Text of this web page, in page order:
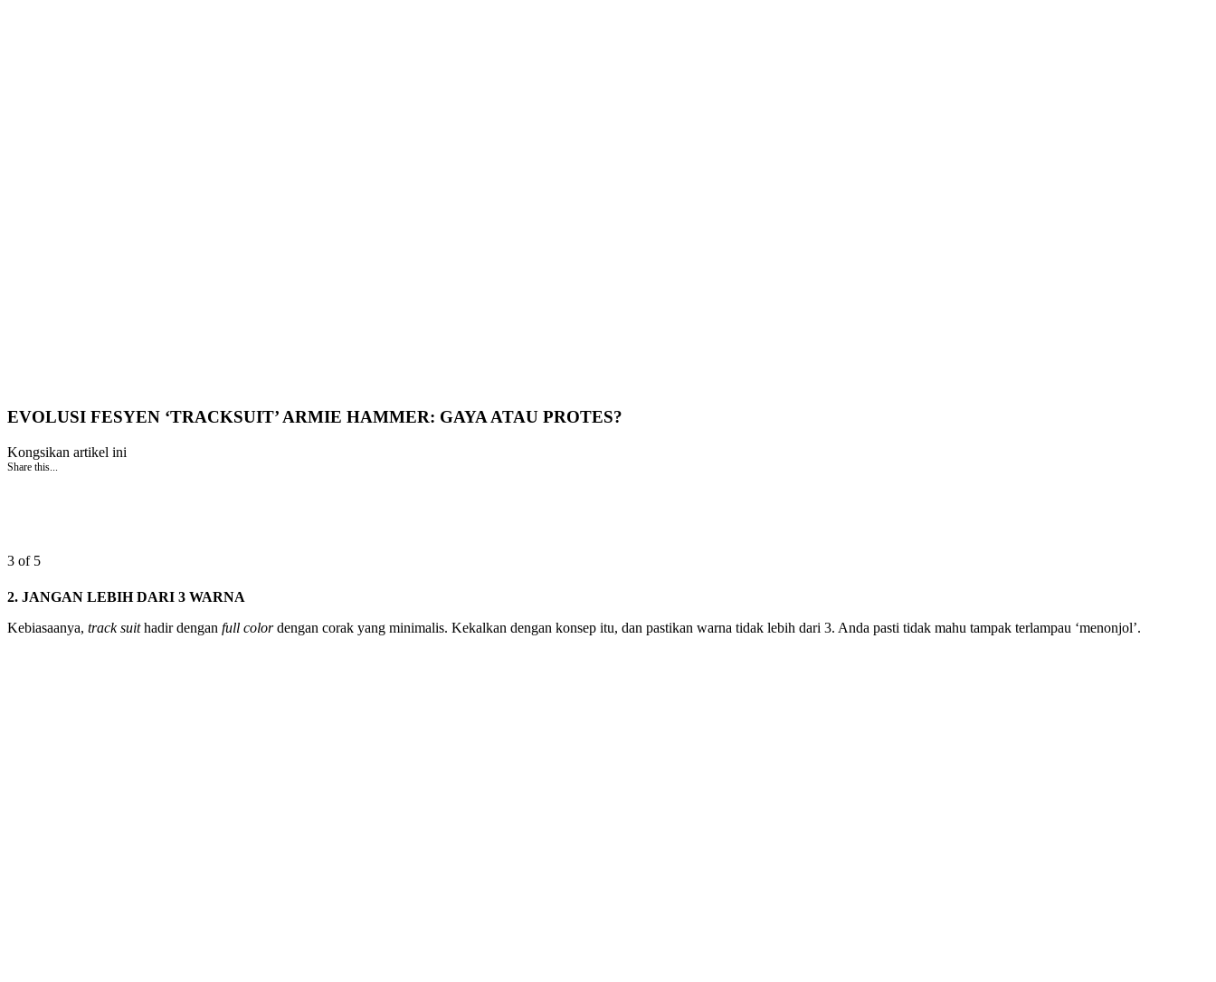
EVOLUSI FESYEN ‘TRACKSUIT’ ARMIE HAMMER: GAYA ATAU PROTES?
Kongsikan artikel ini
Share this...
3 of 5
2. JANGAN LEBIH DARI 3 WARNA
Kebiasaanya, track suithadir dengan full colordengan corak yang minimalis. Kekalkan dengan konsep itu, dan pastikan warna tidak lebih dari 3. Anda pasti tidak mahu tampak terlampau ‘menonjol’.